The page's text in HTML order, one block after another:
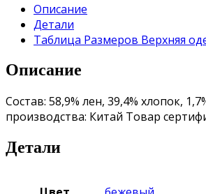
Описание
Детали
Таблица Размеров Верхняя
Описание
Состав: 58,9% лен, 39,4% хлопок,
производства: Китай Товар
Детали